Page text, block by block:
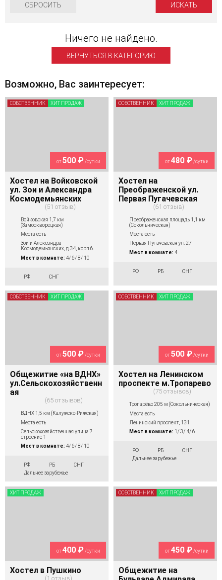
СБРОСИТЬ
Ничего не найдено.
ВЕРНУТЬСЯ В КАТЕГОРИЮ
Возможно, Вас заинтересует:
от500 ₽/сутки
Хостел на Войковской
ул. Зои и Александра
Космодемьянских
51 отзыв
Войковская 1,7 км
(Замоскворецкая)
Места есть
Зои и Александра
Космодемьянских, д.34, корп.6.
Мест в комнате: 4/ 6/ 8/ 10
РФ СНГ
СОБСТВЕННИК ХИТ ПРОДАЖ
от480 ₽/сутки
Хостел на
Преображенской ул.
Первая Пугачевская
61 отзыв
Преображенская площадь 1,1 км
(Сокольническая)
Места есть
Первая Пугачевская ул. 27
Мест в комнате: 4
РФ РБ СНГ
СОБСТВЕННИК ХИТ ПРОДАЖ
от500 ₽/сутки
Общежитие «на ВДНХ»
ул.Сельскохозяйственн
ая
65 отзывов
ВДНХ 1,5 км (Калужско-Рижская)
Места есть
Сельскохозяйственная улица 7
строение 1
Мест в комнате: 4/ 6/ 8/ 10
РФ РБ
СНГ
Дальнее зарубежье
СОБСТВЕННИК ХИТ ПРОДАЖ
от500 ₽/сутки
Хостел на Ленинском
проспекте м.Тропарево
75 отзывов
Тропарёво 205 м (Сокольническая)
Места есть
Ленинский проспект, 131
Мест в комнате: 1/ 3/ 4/ 6
РФ РБ
СНГ
Дальнее зарубежье
СОБСТВЕННИК ХИТ ПРОДАЖ
от400 ₽/сутки
Хостел в Пушкино
1 отзыв
ХИТ ПРОДАЖ
от450 ₽/сутки
Общежитие на
СОБСТВЕННИК ХИТ ПРОДАЖ